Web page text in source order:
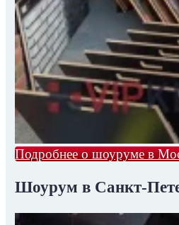
Подробнее о шоуруме в
Шоурум в Санкт-